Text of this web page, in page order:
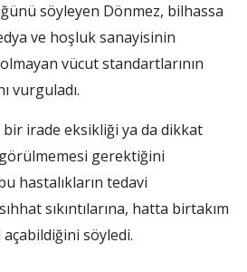
söyleyen Dönmez, bilhassa
ve hoşluk sanayisinin
vücut standartlarının
vurguladı.
bir irade eksikliği ya da dikkat
gerektiğini
hastalıkların tedavi
sıkıntılarına, hatta birtakım
söyledi.